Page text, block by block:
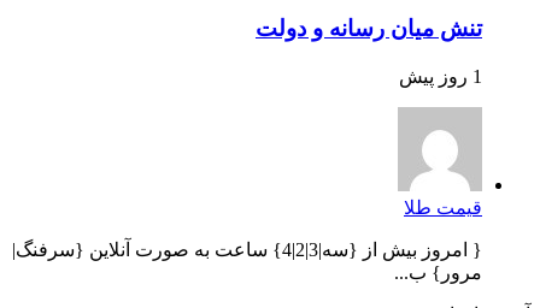
تنش میان رسانه و دولت
1 روز پیش
قیمت طلا
{ امروز بیش از {سه|3|2|4} ساعت به صورت آنلاین {سرفنگ|
مرور} ب...